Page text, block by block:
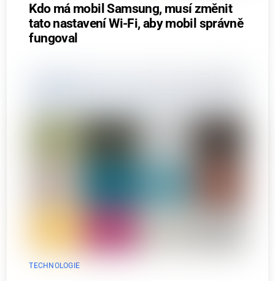
Kdo má mobil Samsung, musí změnit
tato nastavení Wi-Fi, aby mobil správně
fungoval
TECHNOLOGIE